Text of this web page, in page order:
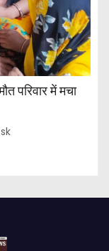
परिवार में मचा